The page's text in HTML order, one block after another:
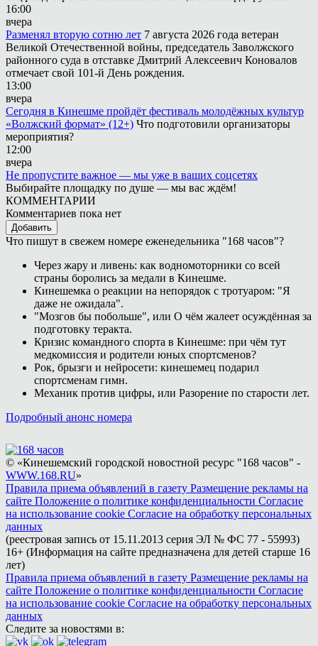
16:00
вчера
Разменял вторую сотню лет 7 августа 2026 года ветеран
Великой Отечественной войны, председатель Заволжского
районного суда в отставке Дмитрий Алексеевич Коновалов
отмечает свой 101-й День рождения.
13:00
вчера
Сегодня в Кинешме пройдёт фестиваль молодёжных культур
«Волжский формат» (12+) Что подготовили организаторы
мероприятия?
12:00
вчера
Не пропустите важное — мы уже в ваших соцсетях
Выбирайте площадку по душе — мы вас ждём!
КОММЕНТАРИИ
Комментариев пока нет
Добавить
Что пишут в свежем номере еженедельника "168 часов"?
Через жару и ливень: как водномоторники со всей
страны боролись за медали в Кинешме.
Кинешемка о реакции на непорядок с тротуаром: "Я
даже не ожидала".
"Мозгов бы побольше", или О чём жалеет осуждённая за
подготовку теракта.
Кризис командного спорта в Кинешме: при чём тут
медкомиссия и родители юных спортсменов?
Рок, брызги и нейросети: кинешемец подарил
спортсменам гимн.
Механик против цифры, или Разорение по старости лет.
Подробный анонс номера
© «Кинешемский городской новостной ресурс "168 часов" -
WWW.168.RU»
Правила приема объявлений в газету Размещение рекламы на
сайте Положение о политике конфиденциальности Согласие
на использование cookie Согласие на обработку персональных
данных
(реестровая запись от 15.11.2013 серия ЭЛ № ФС 77 - 55993)
16+ (Информация на сайте предназначена для детей старше 16
лет)
Правила приема объявлений в газету Размещение рекламы на
сайте Положение о политике конфиденциальности Согласие
на использование cookie Согласие на обработку персональных
данных
Следите за новостями в: